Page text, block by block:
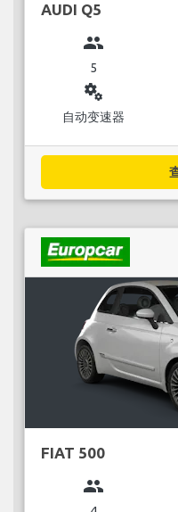
AUDI Q5
group
5
miscellaneous_services
自动变速器
FIAT 500
group